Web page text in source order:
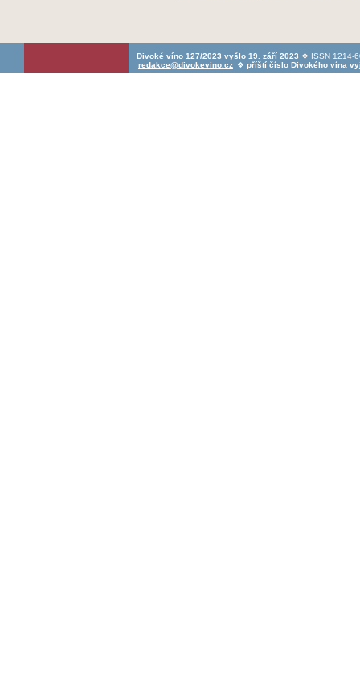
Divoké víno 127/2023 vyšlo 19. září 2023 ❖ ISSN 1214-
redakce@divokevino.cz ❖ příští číslo Divokého vína